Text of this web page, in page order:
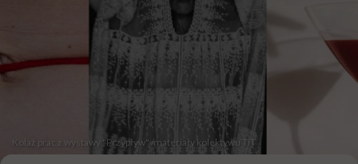
Kolaż prac z wystawy "Przypływ" /materiały kolektywu TiT